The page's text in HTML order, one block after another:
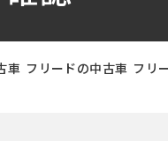
車 フリードの中古車 フリ